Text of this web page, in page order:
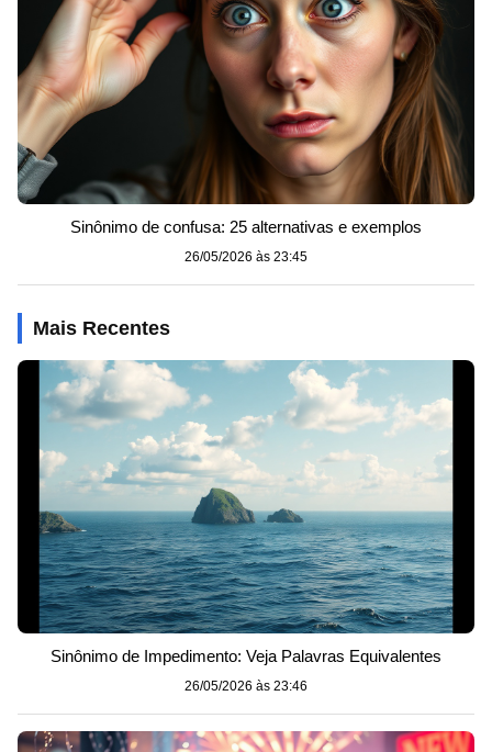
Sinônimo de confusa: 25 alternativas e exemplos
26/05/2026 às 23:45
Mais Recentes
Sinônimo de Impedimento: Veja Palavras Equivalentes
26/05/2026 às 23:46